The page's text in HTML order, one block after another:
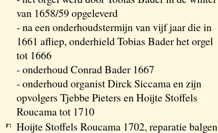
van 1658/59 opgeleverd
- na een onderhoudstermijn van vijf jaar die in
1661 afliep, onderhield Tobias Bader het orgel
tot 1666
- onderhoud Conrad Bader 1667
- onderhoud organist Dirck Siccama en zijn
opvolgers Tjebbe Pieters en Hoijte Stoffels
Roucama tot 1710
r: Hoijte Stoffels Roucama 1702, reparatie balgen